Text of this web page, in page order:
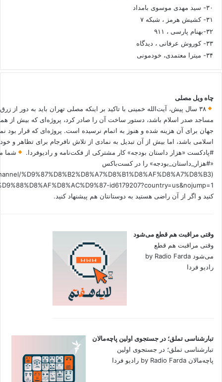
۳۰- سید مهدی موسوی بامداد
۳۱- کشیش هرمز ، شبکه ۷
۳۲-بهنام پارسی ، ۹۱۱
۳۳- کوروش عرفانی ، دیدگاه
۳۴- میترا معتمدی، خودمونی
چاه ویل مصلی
۳۸ سال پیش، آیت‌الله خمینی با تاکید بر اینکه مصلی تهران باید به دور از
مساجد صدر اسلام باشد، دستور ساخت آن را صادر کرد، پروژه‌ای که بیش از
جهان برای آن هزینه شده و هنوز به اتمام نرسیده است. پروژه‌ای که قرار بود
اسلامی باشد، اما بیش از آن تبدیل به نمادی از تلاش نافرجام برای تظاهر و
#پادکست «هزار داستان بودجه» کار مشترکی از فکت‌نامه و رادیوفردا.
شما
«#هزار_داستان_بودجه» را در کست‌باکس
%D9%87%D8%B2%D8%A7%D8%B1%D8%AF%D8%A7%D8%B3
کنید و اگر از آن راضی هستید به دوستانتان هم پیشنهاد کنید.
وقتی مراقبت هم قطع می‌شود
وقتی مراقبت هم قطع
می‌شود by Radio Farda
رادیو فردا
تبارشناسی تملق؛ در جستجوی اولین‌ پاچه‌مالان
تبارشناسی تملق؛ در جستجوی اولین‌
پاچه‌مالان by Radio Farda رادیو فردا